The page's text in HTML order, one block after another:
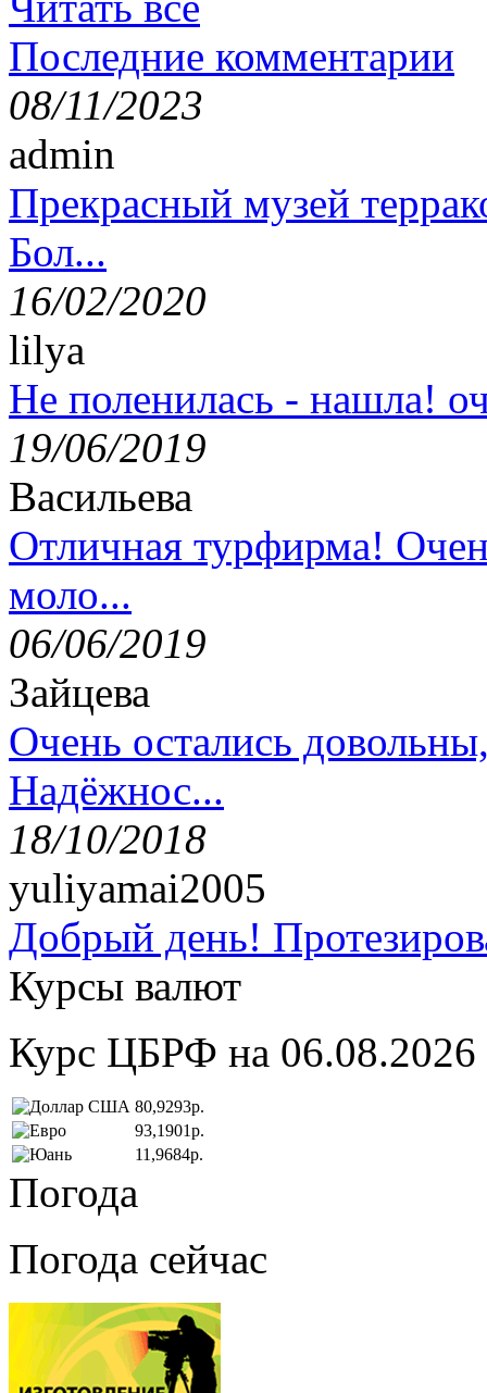
Последние комментарии
08/11/2023
admin
Прекрасный музей
Бол...
16/02/2020
lilya
Не поленилась - нашла!
19/06/2019
Васильева
Отличная турфирма!
моло...
06/06/2019
Зайцева
Очень остались
Надёжнос...
18/10/2018
yuliyamai2005
Добрый день!
Курсы валют
Курс ЦБРФ на 06.08.2026
80,9293р.
93,1901р.
11,9684р.
Погода
Погода сейчас